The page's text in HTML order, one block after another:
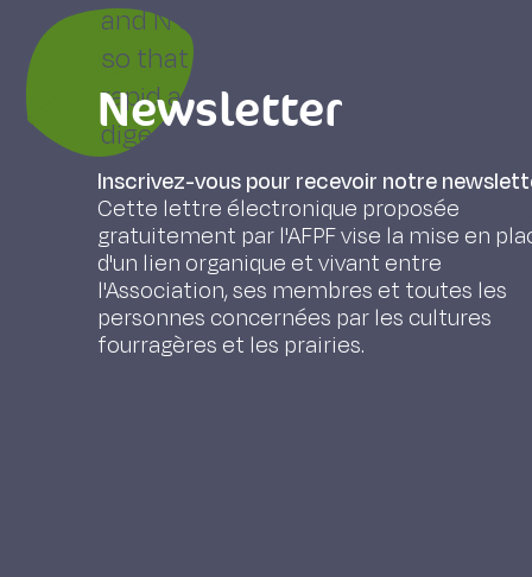
and N content are to some extent
so that a possible genetical
rapid and precise techniques for
digestibility ; Kjeldahl N ; leaf
arrangements enabling sheep to
evaluation of palatability ; nylon
evaluation of speed of digestion ;
Gillet M., Mansat P. (1970). Les nouvelles
Newsletter
Inscrivez-vous pour recevoir notre
Cette lettre électronique proposée
gratuitement par l'AFPF vise la mise en
d'un lien organique et vivant entre
l'Association, ses membres et toutes les
personnes concernées par les cultures
fourragères et les prairies.